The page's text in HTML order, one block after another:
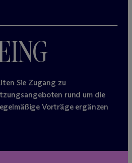
Sie Zugang zu
rund um die
Vorträge ergänzen